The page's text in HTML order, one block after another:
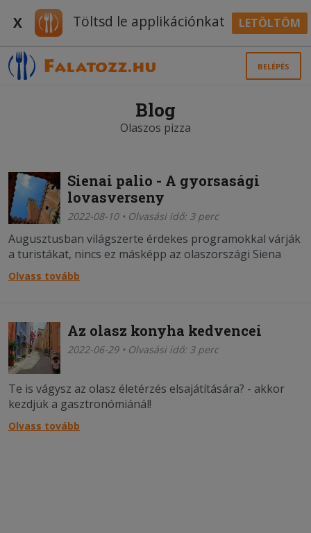
X Töltsd le applikációnkat LETÖLTÖM
BELÉPÉS
Blog
Olaszos pizza
Sienai palio - A gyorsasági
lovasverseny
2022-08-10 • Olvasási idő: 3 perc
Augusztusban világszerte érdekes programokkal várják
a turistákat, nincs ez másképp az olaszországi Siena
városában sem.
Olvass tovább
Az olasz konyha kedvencei
2022-06-29 • Olvasási idő: 3 perc
Te is vágysz az olasz életérzés elsajátítására? - akkor
kezdjük a gasztronómiánál!
Olvass tovább